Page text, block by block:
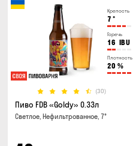
Крепость
7 °
Горечь
16 IBU
Плотность
20 %
(30)
Пиво FDB «Goldy» 0.33л
Светлое, Нефильтрованное, 7°